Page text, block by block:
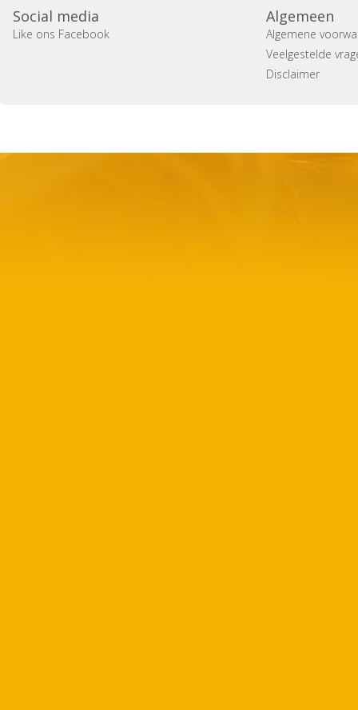
Social media
Like ons Facebook
Algemeen
Algemene
Veelgestelde
Disclaimer